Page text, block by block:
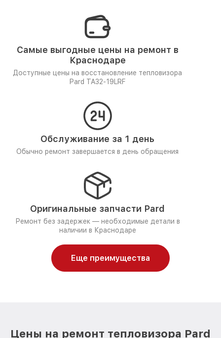
Самые выгодные цены на ремонт в
Краснодаре
Доступные цены на восстановление тепловизора
Pard TA32-19LRF
Обслуживание за 1 день
Обычно ремонт завершается в день обращения
Оригинальные запчасти Pard
Ремонт без задержек — необходимые детали в
наличии в Краснодаре
Еще преимущества
Цены на ремонт тепловизора Pard